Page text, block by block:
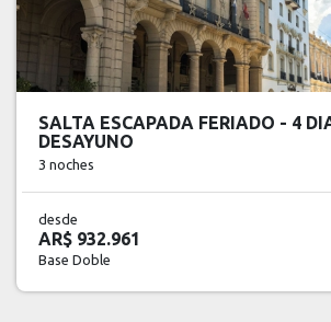
SALTA ESCAPADA FERIADO - 4
DESAYUNO
3 noches
desde
AR$ 932.961
Base Doble